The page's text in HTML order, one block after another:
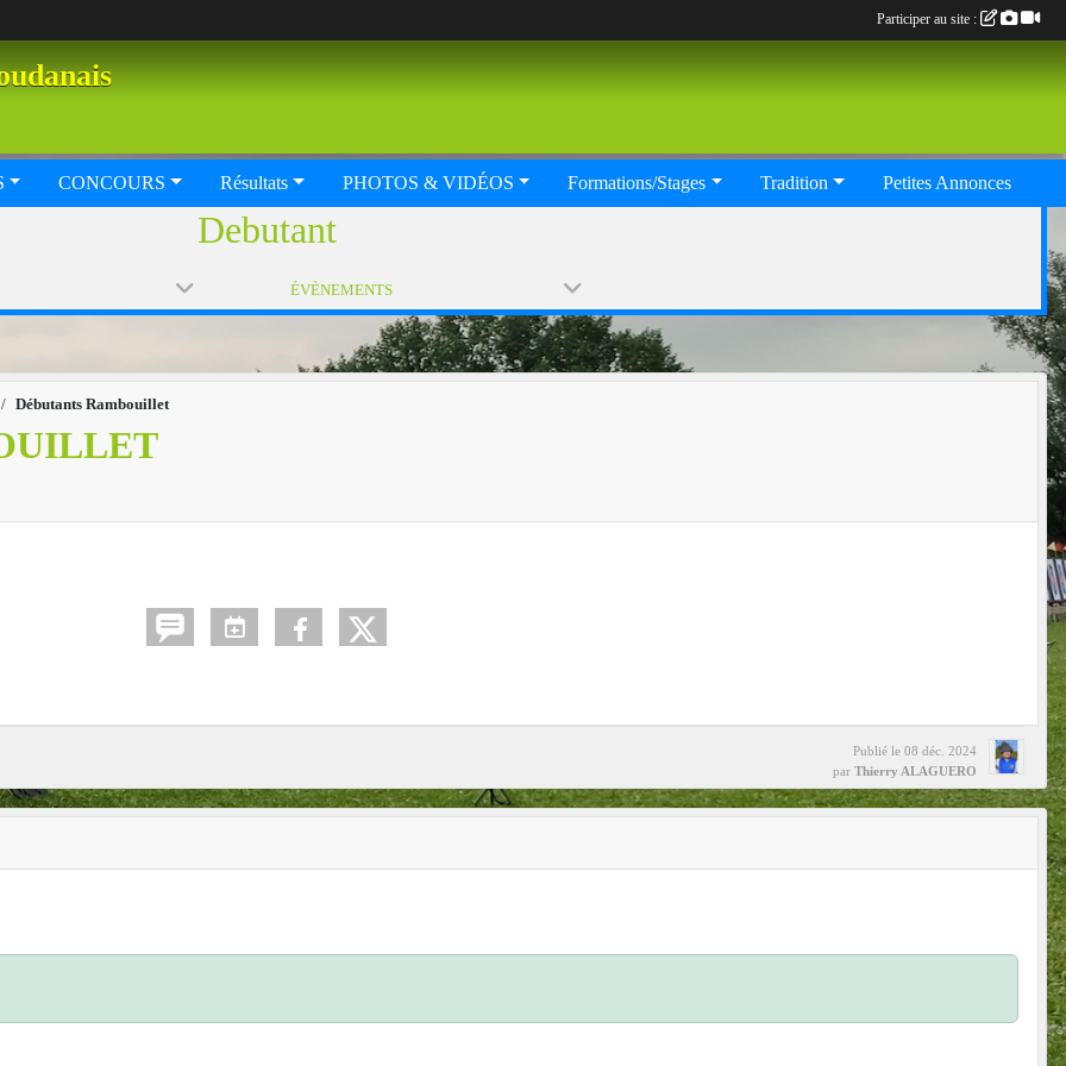
CONCOURS Résultats PHOTOS & VIDÉOS Formations/Stages Tradition Petites Annonces
Debutant
ÉVÈNEMENTS
Débutants Rambouillet
Publié le 08 déc. 2024
par Thierry ALAGUERO
Participer au site :